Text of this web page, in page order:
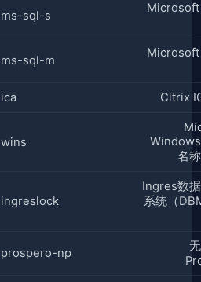
ms-sql-s
Microsoft
ms-sql-m
Microsoft
ica Citrix
wins
名
ingreslock
Ingres数
系统（
prospero-np